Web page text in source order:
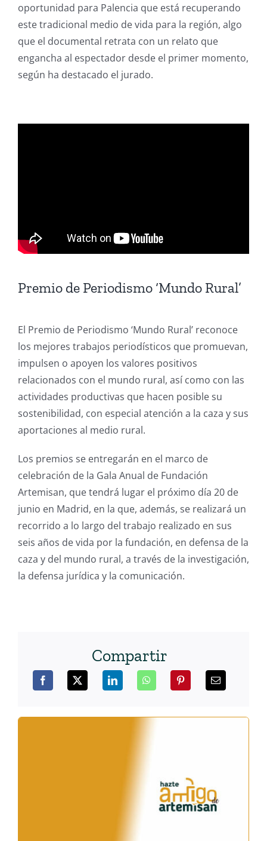
oportunidad para Palencia que está recuperando
este tradicional medio de vida para la región, algo
que el documental retrata con un relato que
engancha al espectador desde el primer momento,
según ha destacado el jurado.
Premio de Periodismo ‘Mundo Rural’
El Premio de Periodismo ‘Mundo Rural’ reconoce
los mejores trabajos periodísticos que promuevan,
impulsen o apoyen los valores positivos
relacionados con el mundo rural, así como con las
actividades productivas que hacen posible su
sostenibilidad, con especial atención a la caza y sus
aportaciones al medio rural.
Los premios se entregarán en el marco de
celebración de la Gala Anual de Fundación
Artemisan, que tendrá lugar el próximo día 20 de
junio en Madrid, en la que, además, se realizará un
recorrido a lo largo del trabajo realizado en sus
seis años de vida por la fundación, en defensa de la
caza y del mundo rural, a través de la investigación,
la defensa jurídica y la comunicación.
Compartir